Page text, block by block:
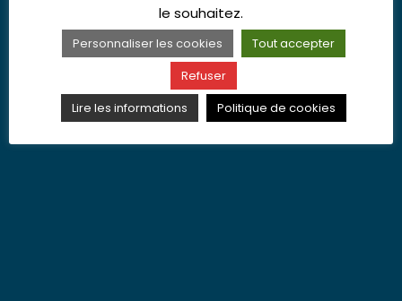
le souhaitez.
Personnaliser les cookies
Tout accepter
Refuser
Lire les informations
Politique de cookies